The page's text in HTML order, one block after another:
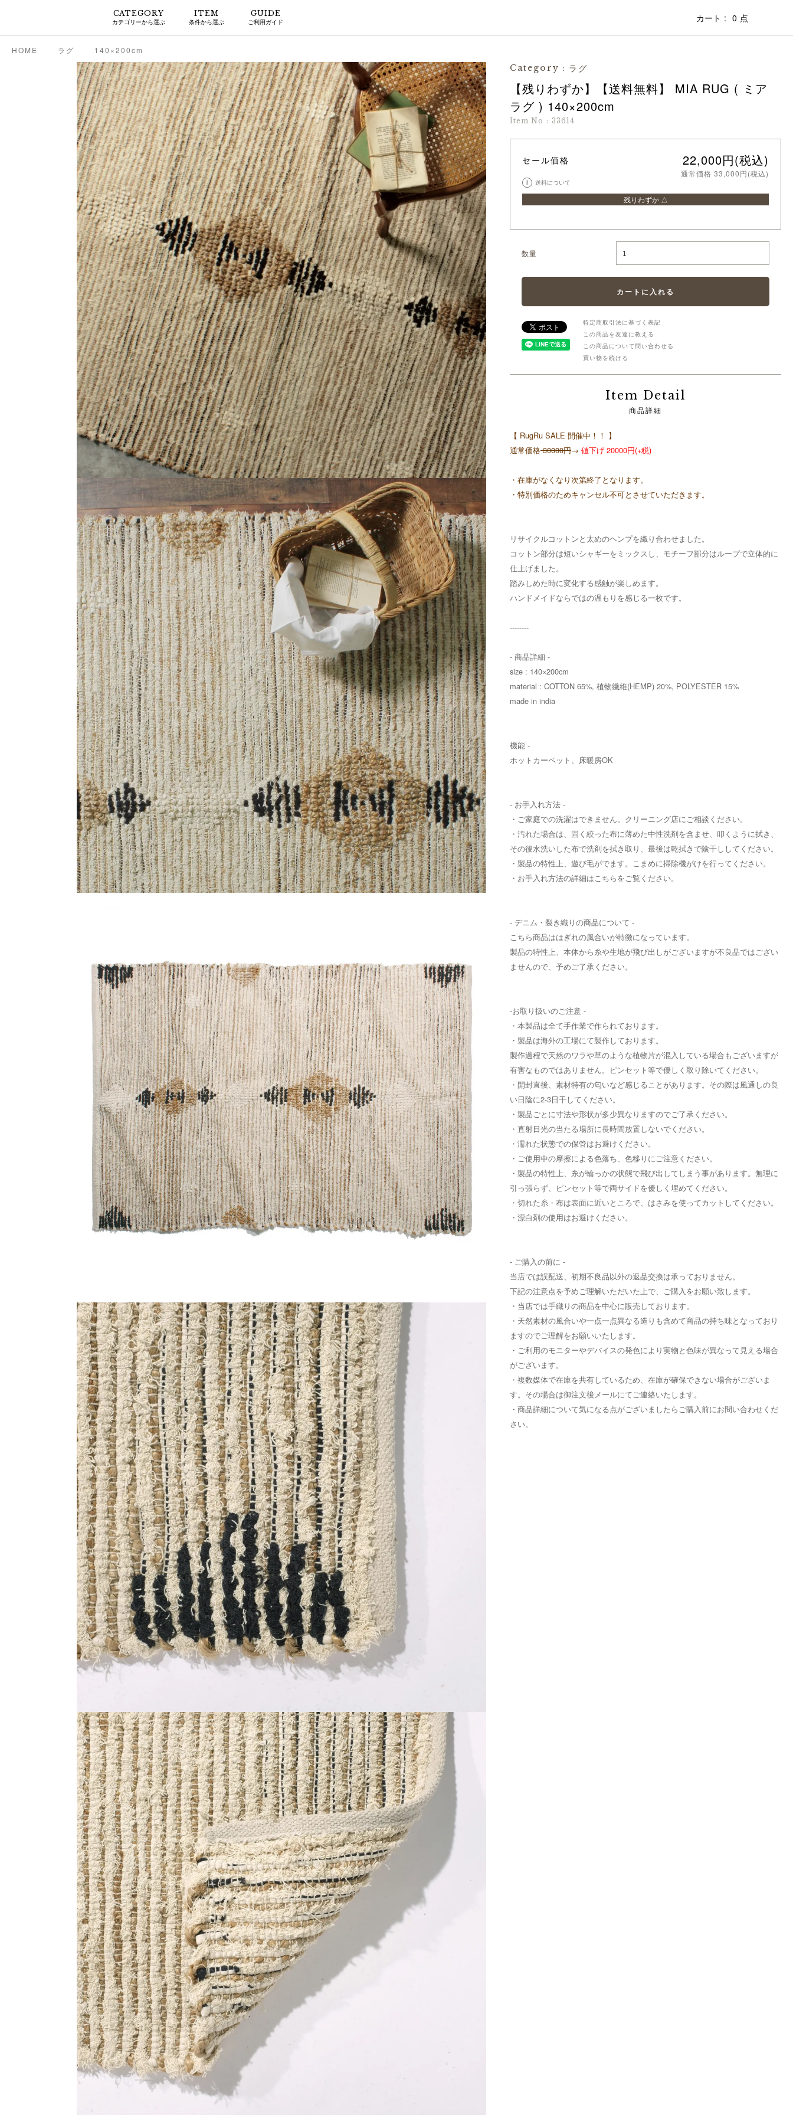
カート 0 点
CATEGORY
カテゴリーから選ぶ
ITEM
条件から選ぶ
GUIDE
ご利用ガイド
HOME ラグ 140×200cm
Category : ラグ
【残りわずか】【送料無料】 MIA RUG ( ミア
ラグ ) 140×200cm
Item No : 33614
セール価格 22,000円(税込)
通常価格 33,000円(税込)
i 送料について
残りわずか △
数量
特定商取引法に基づく表記
この商品を友達に教える
この商品について問い合わせる
買い物を続ける
Item Detail
商品詳細
【 RugRu SALE 開催中！！ 】
通常価格30000円→ 値下げ 20000円(+税)
・在庫がなくなり次第終了となります。
・特別価格のためキャンセル不可とさせていただきます。
リサイクルコットンと太めのヘンプを織り合わせました。
コットン部分は短いシャギーをミックスし、モチーフ部分はループで立体的に
仕上げました。
踏みしめた時に変化する感触が楽しめます。
ハンドメイドならではの温もりを感じる一枚です。
--------
- 商品詳細 -
size : 140×200cm
material : COTTON 65%, 植物繊維(HEMP) 20%, POLYESTER 15%
made in india
機能 -
ホットカーペット、床暖房OK
- お手入れ方法 -
・ご家庭での洗濯はできません。クリーニング店にご相談ください。
・汚れた場合は、固く絞った布に薄めた中性洗剤を含ませ、叩くように拭き、
その後水洗いした布で洗剤を拭き取り、最後は乾拭きで陰干ししてください。
・製品の特性上、遊び毛がでます。こまめに掃除機がけを行ってください。
・お手入れ方法の詳細はこちらをご覧ください。
- デニム・裂き織りの商品について -
こちら商品ははぎれの風合いが特徴になっています。
製品の特性上、本体から糸や生地が飛び出しがございますが不良品ではござい
ませんので、予めご了承ください。
-お取り扱いのご注意 -
・本製品は全て手作業で作られております。
・製品は海外の工場にて製作しております。
製作過程で天然のワラや草のような植物片が混入している場合もございますが
有害なものではありません。ピンセット等で優しく取り除いてください。
・開封直後、素材特有の匂いなど感じることがあります。その際は風通しの良
い日陰に2-3日干してください。
・製品ごとに寸法や形状が多少異なりますのでご了承ください。
・直射日光の当たる場所に長時間放置しないでください。
・濡れた状態での保管はお避けください。
・ご使用中の摩擦による色落ち、色移りにご注意ください。
・製品の特性上、糸が輪っかの状態で飛び出してしまう事があります。無理に
引っ張らず、ピンセット等で両サイドを優しく埋めてください。
・切れた糸・布は表面に近いところで、はさみを使ってカットしてください。
・漂白剤の使用はお避けください。
- ご購入の前に -
当店では誤配送、初期不良品以外の返品交換は承っておりません。
下記の注意点を予めご理解いただいた上で、ご購入をお願い致します。
・当店では手織りの商品を中心に販売しております。
・天然素材の風合いや一点一点異なる造りも含めて商品の持ち味となっており
ますのでご理解をお願いいたします。
・ご利用のモニターやデバイスの発色により実物と色味が異なって見える場合
がございます。
・複数媒体で在庫を共有しているため、在庫が確保できない場合がございま
す。その場合は御注文後メールにてご連絡いたします。
・商品詳細について気になる点がございましたらご購入前にお問い合わせくだ
さい。